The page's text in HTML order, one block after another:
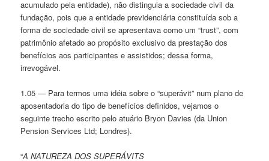
acumulado pela entidade), não distinguia a sociedade civil da
fundação, pois que a entidade previdenciária constituída sob a
forma de sociedade civil se apresentava como um “trust”, com
patrimônio afetado ao propósito exclusivo da prestação dos
benefícios aos participantes e assistidos; dessa forma,
irrevogável.
1.05 — Para termos uma idéia sobre o “superávit” num plano de
aposentadoria do tipo de benefícios definidos, vejamos o
seguinte trecho escrito pelo atuário Bryon Davies (da Union
Pension Services Ltd; Londres).
“A NATUREZA DOS SUPERÁVITS